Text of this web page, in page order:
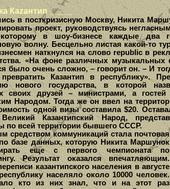
Каzантип _____
в посткризисную Москву, Никита
проект, руководствуясь
которому в шоу-бизнесе каждые два
волну. Бесцельно листая какой-то
наткнулся на слово republic в
«На фоне различных музыкальных
было очень сложно, – говорит он. – И
Казантип в республику».
нового государства, в которой
своих друзей – министрами, а
Народом. Тогда же он ввел на
одной визы составила $20.
Казантипский Народ,
по всей территории бывшего СССР.
средством коммуникаций стала почтовая
базе данных, которую Никита Маршунок
еще с первого чемпионата по
Результат оказался впечатляющим.
казантипского населения в августе
населяло около 10000 человек.
кто из них знал, что и на этот раз